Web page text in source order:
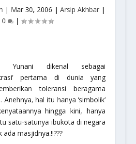
| Mar 30, 2006 | Arsip Akhbar|
0
|
Yunani dikenal sebagai
pertama di dunia yang
toleransi beragama
hal itu hanya ‘simbolik’
hingga kini, hanya
satu-satunya ibukota di negara
masjidnya.!!???